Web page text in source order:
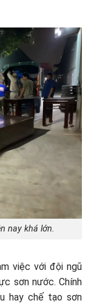
nay khá lớn.
việc với đội ngũ
sơn nước. Chính
hay chế tạo sơn